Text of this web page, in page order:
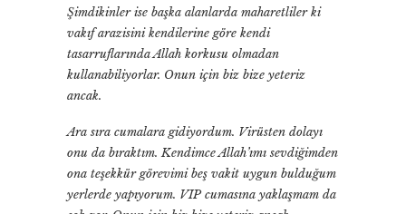
Şimdikinler ise başka alanlarda maharetliler ki
vakıf arazisini kendilerine göre kendi
tasarruflarında Allah korkusu olmadan
kullanabiliyorlar. Onun için biz bize yeteriz
ancak.
Ara sıra cumalara gidiyordum. Virüsten dolayı
onu da bıraktım. Kendimce Allah’ımı sevdiğimden
ona teşekkür görevimi beş vakit uygun bulduğum
yerlerde yapıyorum. VIP cumasına yaklaşmam da